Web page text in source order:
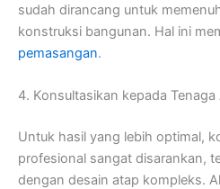
sudah dirancang untuk
konstruksi bangunan. Hal ini
pemasangan.
4. Konsultasikan kepada Tenaga
Untuk hasil yang lebih optimal,
profesional sangat disarankan,
dengan desain atap kompleks.